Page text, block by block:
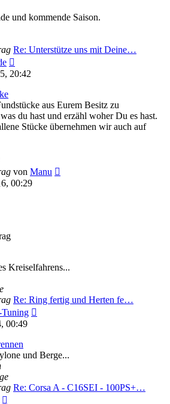
und kommende Saison.
Re: Unterstütze uns mit Deine…
Beitrag
20:42
aus Eurem Besitz zu
du hast und erzähl woher Du es hast.
Stücke übernehmen wir auch auf
von Manu
00:29
Kreiselfahrens...
Re: Ring fertig und Herten fe…
Tuning
00:49
und Berge...
Re: Corsa A - C16SEI - 100PS+…